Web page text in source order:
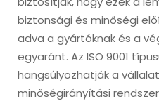
biztonsági és minőségi
adva a gyártóknak és a
egyaránt. Az ISO 9001
hangsúlyozhatják a
minőségirányítási